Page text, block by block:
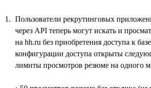
Пользователи рекрутинговых
через API теперь могут искать и
на hh.ru без приобретения доступа к
конфигурации доступа открыты
лимиты просмотров резюме на одного